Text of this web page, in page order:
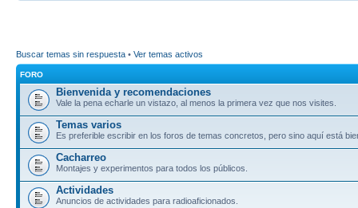
Buscar temas sin respuesta • Ver temas activos
FORO
Bienvenida y recomendaciones
Vale la pena echarle un vistazo, al menos la primera vez que nos visites.
Temas varios
Es preferible escribir en los foros de temas concretos, pero sino aquí está
Cacharreo
Montajes y experimentos para todos los públicos.
Actividades
Anuncios de actividades para radioaficionados.